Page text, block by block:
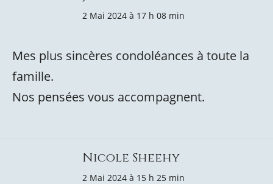
2 Mai 2024 à 17 h 08 min
Mes plus sincères condoléances à toute la
famille.
Nos pensées vous accompagnent.
Nicole Sheehy
2 Mai 2024 à 15 h 25 min